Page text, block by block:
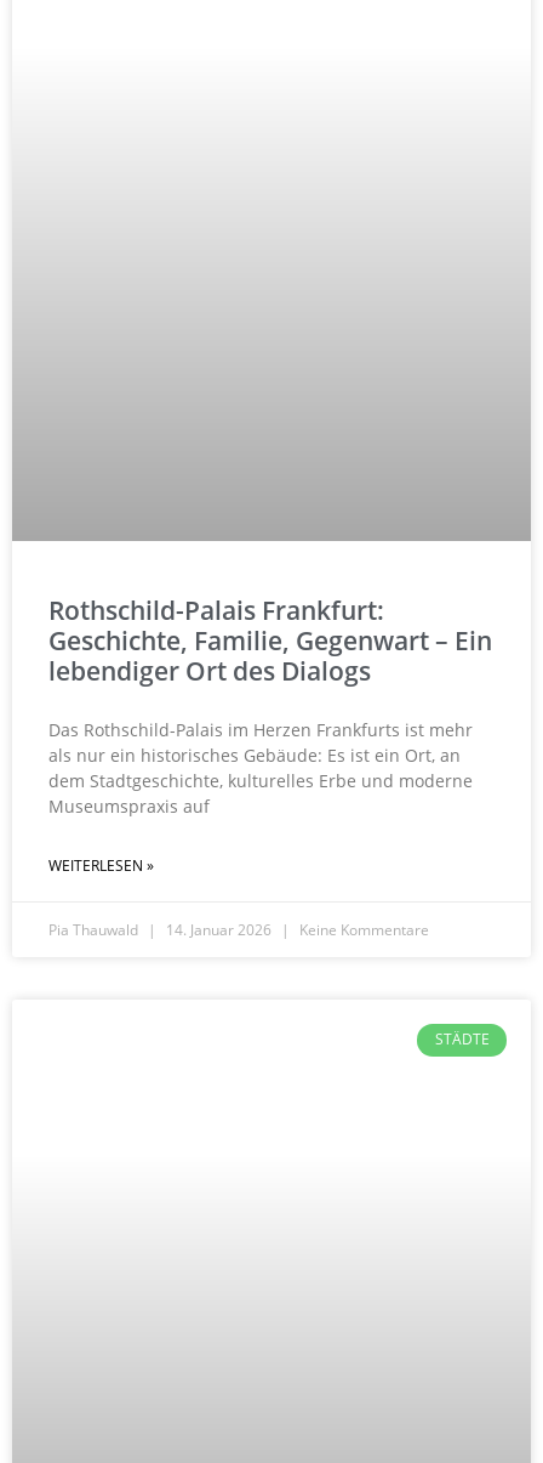
Rothschild-Palais Frankfurt:
Geschichte, Familie, Gegenwart – Ein
lebendiger Ort des Dialogs
Das Rothschild-Palais im Herzen Frankfurts ist mehr
als nur ein historisches Gebäude: Es ist ein Ort, an
dem Stadtgeschichte, kulturelles Erbe und moderne
Museumspraxis auf
WEITERLESEN »
Pia Thauwald 14. Januar 2026 Keine Kommentare
STÄDTE